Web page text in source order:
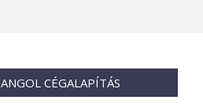
ANGOL CÉGALAPÍTÁS